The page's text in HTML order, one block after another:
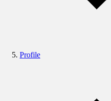
Profile